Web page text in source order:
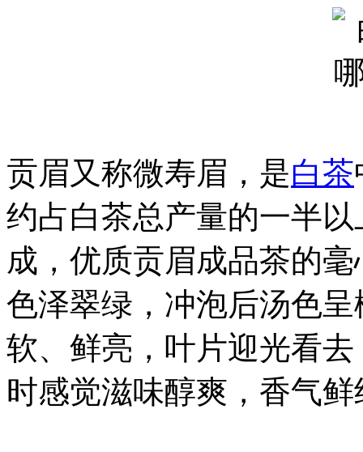
贡眉又称微寿眉，是白茶
约占白茶总产量的一半
成，优质贡眉成品茶的
色泽翠绿，冲泡后汤色
软、鲜亮，叶片迎光看
时感觉滋味醇爽，香气鲜